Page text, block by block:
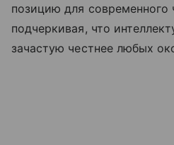
позицию для современного
подчеркивая, что
зачастую честнее любых